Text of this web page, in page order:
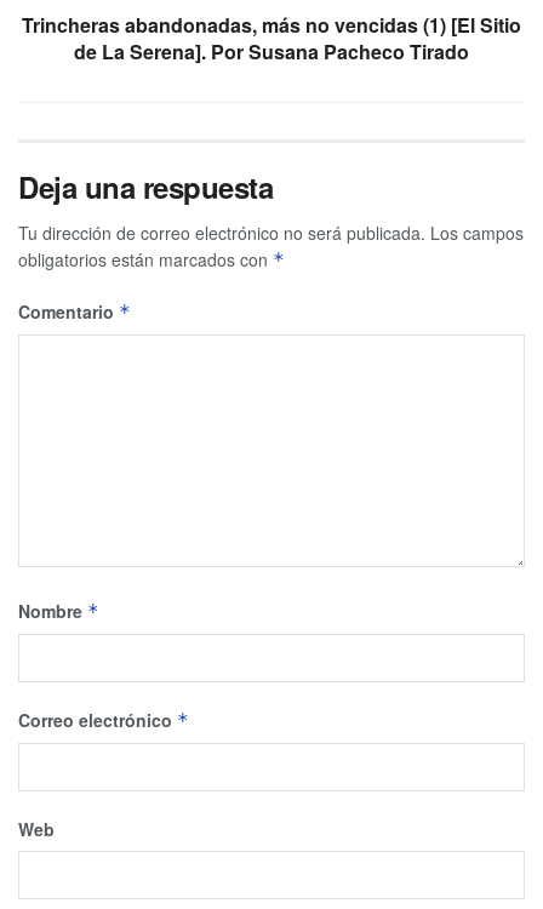
Trincheras abandonadas, más no vencidas (1) [El Sitio
de La Serena]. Por Susana Pacheco Tirado
Deja una respuesta
Tu dirección de correo electrónico no será publicada. Los campos
obligatorios están marcados con *
Comentario *
Nombre *
Correo electrónico *
Web